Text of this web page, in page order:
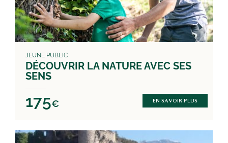
JEUNE PUBLIC
DÉCOUVRIR LA NATURE AVEC SES
SENS
175€ EN SAVOIR PLUS